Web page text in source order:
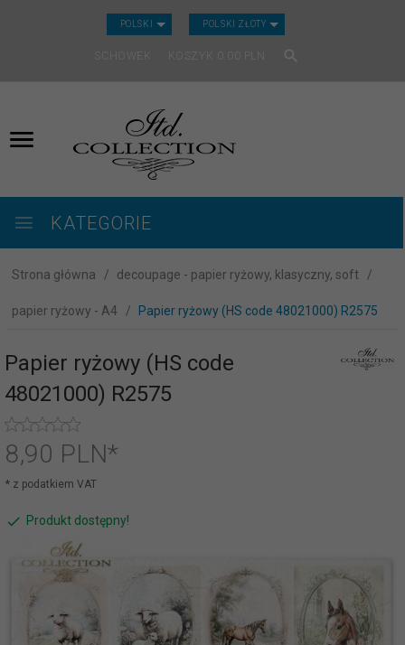
POLSKI CURRENCY_H
POLSKI ZŁOTY
SCHOWEK KOSZYK
KATEGORIE
Strona główna decoupage - papier ryżowy, klasyczny, soft
papier ryżowy - A4 Papier ryżowy (HS code 48021000) R2575
Papier ryżowy (HS code
48021000) R2575
8,90 PLN*
* z podatkiem VAT
Produkt dostępny!